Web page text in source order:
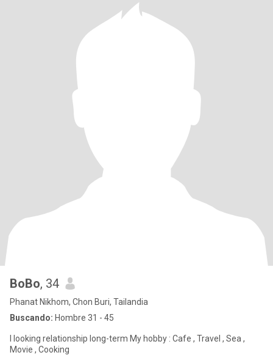
BoBo, 34
Phanat Nikhom, Chon Buri, Tailandia
Buscando: Hombre 31 - 45
I looking relationship long-term My hobby : Cafe , Travel , Sea ,
Movie , Cooking